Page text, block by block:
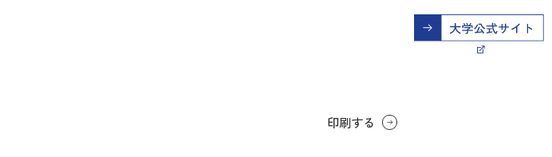
印刷する